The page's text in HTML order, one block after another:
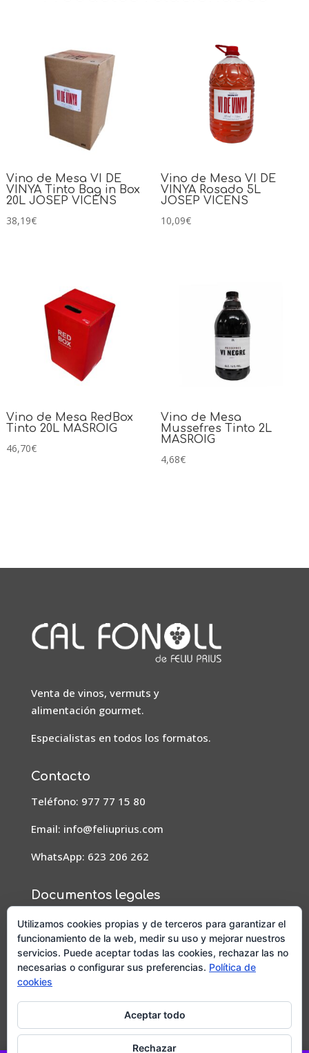
Vino de Mesa VI DE
VINYA Tinto Bag in Box
20L JOSEP VICENS
38,19€
Vino de Mesa VI DE
VINYA Rosado 5L
JOSEP VICENS
10,09€
Vino de Mesa RedBox
Tinto 20L MASROIG
46,70€
Vino de Mesa
Mussefres Tinto 2L
MASROIG
4,68€
Venta de vinos, vermuts y
alimentación gourmet.
Especialistas en todos los formatos.
Contacto
Teléfono: 977 77 15 80
Email: info@feliuprius.com
WhatsApp: 623 206 262
Documentos legales
Aviso Legal
Condiciones de pedidos, envío y devoluciones
Política de privacidad
Política de cookies
Diseño y posicionamiento web porMussara.com,
Utilizamos cookies propias y de terceros para garantizar el
funcionamiento de la web, medir su uso y mejorar nuestros
servicios. Puede aceptar todas las cookies, rechazar las no
necesarias o configurar sus preferencias. Política de
cookies
Aceptar todo
Rechazar